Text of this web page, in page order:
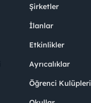
Şirketler
İlanlar
Etkinlikler
Ayrıcalıklar
Öğrenci Kulüpleri